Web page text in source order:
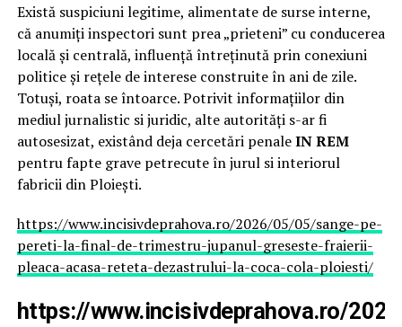
Există suspiciuni legitime, alimentate de surse interne,
că anumiți inspectori sunt prea „prieteni” cu conducerea
locală și centrală, influență întreținută prin conexiuni
politice și rețele de interese construite în ani de zile.
Totuși, roata se întoarce. Potrivit informațiilor din
mediul jurnalistic si juridic, alte autorități s-ar fi
autosesizat, existând deja cercetări penaleIN REM
pentru fapte grave petrecute în jurul si interiorul
fabricii din Ploiești.
https://www.incisivdeprahova.ro/2026/05/05/sange-pe-
pereti-la-final-de-trimestru-jupanul-greseste-fraierii-
pleaca-acasa-reteta-dezastrului-la-coca-cola-ploiesti/
https://www.incisivdeprahova.ro/